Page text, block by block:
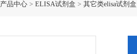
产品中心 > ELISA试剂盒 > 其它类elisa试剂盒